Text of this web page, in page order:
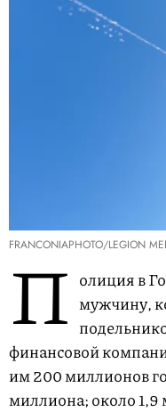
FRANCONIAPHOTO/LEGION
П олиция в
мужчину,
финансовой
им 200 миллионов
миллиона; около